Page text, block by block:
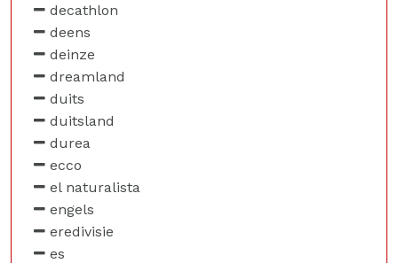
decathlon
deens
deinze
dreamland
duits
duitsland
durea
ecco
el naturalista
engels
eredivisie
es